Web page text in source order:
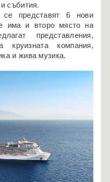
събития.
представят 6 нови
има и второ място на
представления,
круизната компания,
и жива музика.